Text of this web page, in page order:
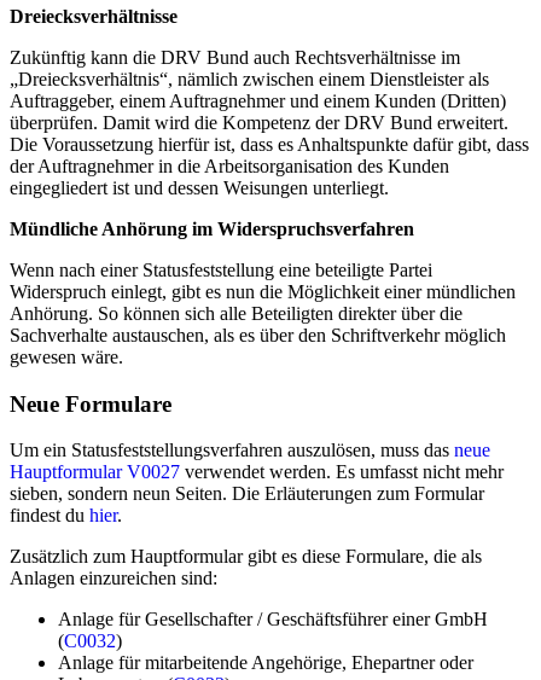
Dreiecksverhältnisse
Zukünftig kann die DRV Bund auch Rechtsverhältnisse im
„Dreiecksverhältnis“, nämlich zwischen einem Dienstleister als
Auftraggeber, einem Auftragnehmer und einem Kunden (Dritten)
überprüfen. Damit wird die Kompetenz der DRV Bund erweitert.
Die Voraussetzung hierfür ist, dass es Anhaltspunkte dafür gibt, dass
der Auftragnehmer in die Arbeitsorganisation des Kunden
eingegliedert ist und dessen Weisungen unterliegt.
Mündliche Anhörung im Widerspruchsverfahren
Wenn nach einer Statusfeststellung eine beteiligte Partei
Widerspruch einlegt, gibt es nun die Möglichkeit einer mündlichen
Anhörung. So können sich alle Beteiligten direkter über die
Sachverhalte austauschen, als es über den Schriftverkehr möglich
gewesen wäre.
Neue Formulare
Um ein Statusfeststellungsverfahren auszulösen, muss das neue
Hauptformular V0027 verwendet werden. Es umfasst nicht mehr
sieben, sondern neun Seiten. Die Erläuterungen zum Formular
findest du hier.
Zusätzlich zum Hauptformular gibt es diese Formulare, die als
Anlagen einzureichen sind:
Anlage für Gesellschafter / Geschäftsführer einer GmbH
(C0032)
Anlage für mitarbeitende Angehörige, Ehepartner oder